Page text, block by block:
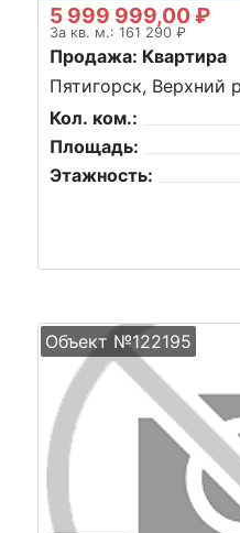
5 999 999,00 ₽
За кв. м.: 161 290 ₽
Продажа: Квартира
Пятигорск, Верхний
Кол. ком.:
Площадь:
Этажность:
Объект №122195